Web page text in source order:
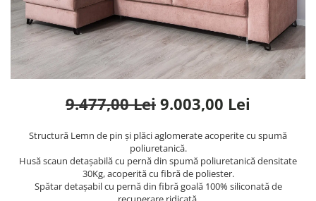
Oferte speciale
Sezlong living
9.477,00 Lei 9.003,00 Lei
Structură Lemn de pin și plăci aglomerate acoperite cu spumă
poliuretanică.
Husă scaun detașabilă cu pernă din spumă poliuretanică densitate
30Kg, acoperită cu fibră de poliester.
Spătar detașabil cu pernă din fibră goală 100% siliconată de